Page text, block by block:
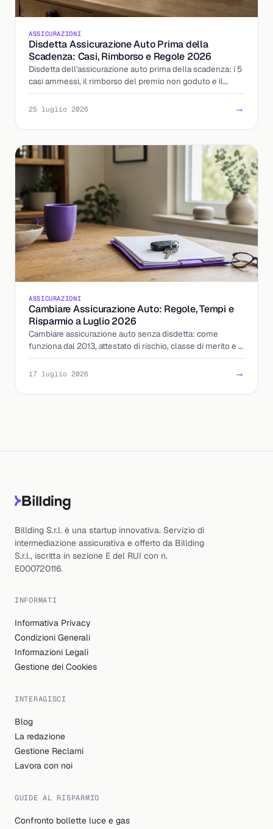
ASSICURAZIONI
Disdetta Assicurazione Auto Prima della
Scadenza: Casi, Rimborso e Regole 2026
Disdetta dell'assicurazione auto prima della scadenza: i 5
casi ammessi, il rimborso del premio non goduto e il
ripensamento di 14 giorni. Ecco come fare.
25 luglio 2026 →
ASSICURAZIONI
Cambiare Assicurazione Auto: Regole, Tempi e
Risparmio a Luglio 2026
Cambiare assicurazione auto senza disdetta: come
funziona dal 2013, attestato di rischio, classe di merito e i
15 giorni di tolleranza. Ecco quanto risparmi.
17 luglio 2026 →
Billding S.r.l. è una startup innovativa. Servizio di
intermediazione assicurativa e offerto da Billding
S.r.l., iscritta in sezione E del RUI con n.
E000720116.
INFORMATI
Informativa Privacy
Condizioni Generali
Informazioni Legali
Gestione dei Cookies
INTERAGISCI
Blog
La redazione
Gestione Reclami
Lavora con noi
GUIDE AL RISPARMIO
Confronto bollette luce e gas